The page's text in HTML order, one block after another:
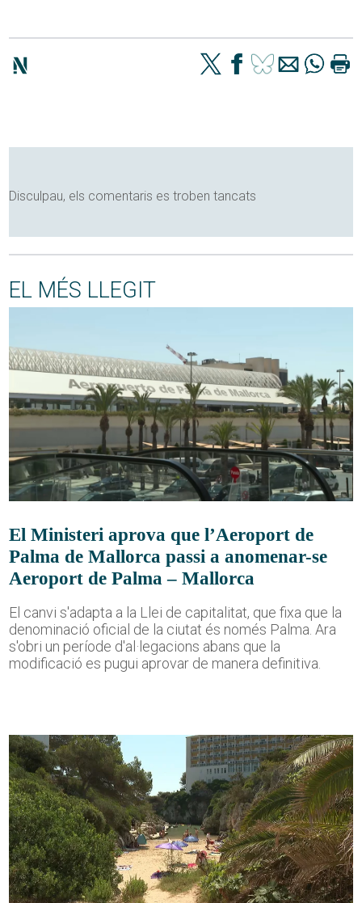
Disculpau, els comentaris es troben tancats
EL MÉS LLEGIT
El Ministeri aprova que l’Aeroport de
Palma de Mallorca passi a anomenar-se
Aeroport de Palma – Mallorca
El canvi s'adapta a la Llei de capitalitat, que fixa que la
denominació oficial de la ciutat és només Palma. Ara
s'obri un període d'al·legacions abans que la
modificació es pugui aprovar de manera definitiva.